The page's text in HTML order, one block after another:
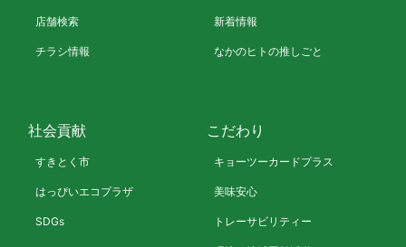
店舗検索
チラシ情報
新着情報
なかのヒトの推しごと
社会貢献
すきとく市
はっぴいエコプラザ
SDGs
こだわり
キョーツーカードプラス
美味安心
トレーサビリティー